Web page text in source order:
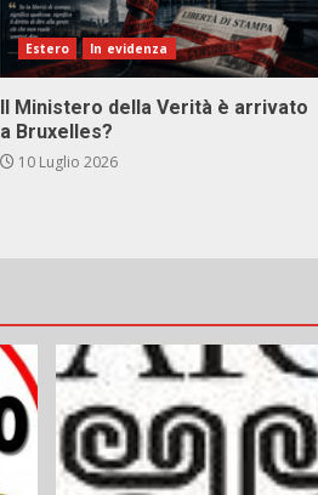
Estero In evidenza
Il Ministero della Verità è arrivato
a Bruxelles?
10 Luglio 2026